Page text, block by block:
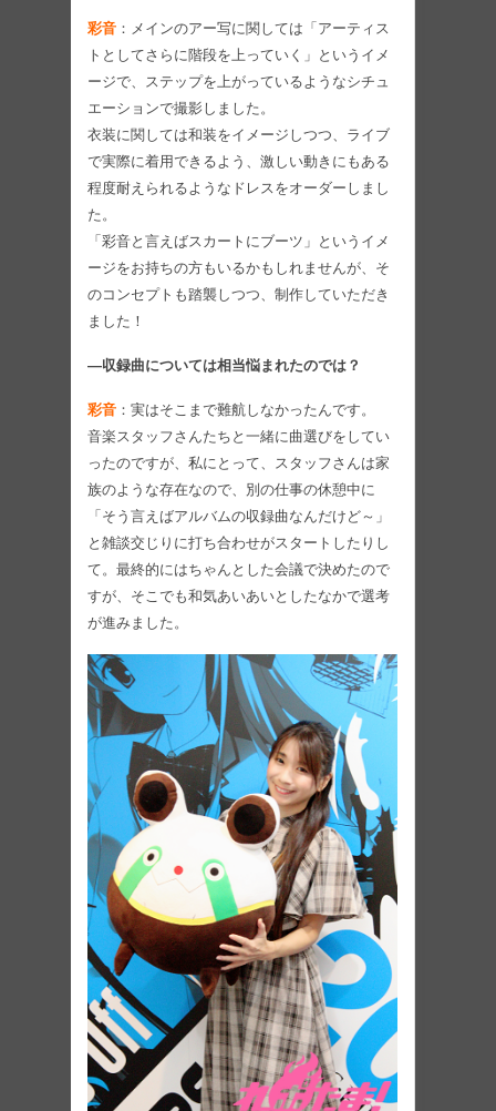
彩音 ：メインのアー写に関しては「アーティス
トとしてさらに階段を上っていく」というイメ
ージで、ステップを上がっているようなシチュ
エーションで撮影しました。
衣装に関しては和装をイメージしつつ、ライブ
で実際に着用できるよう、激しい動きにもある
程度耐えられるようなドレスをオーダーしまし
た。
「彩音と言えばスカートにブーツ」というイメ
ージをお持ちの方もいるかもしれませんが、そ
のコンセプトも踏襲しつつ、制作していただき
ました！
―収録曲については相当悩まれたのでは？
彩音 ：実はそこまで難航しなかったんです。
音楽スタッフさんたちと一緒に曲選びをしてい
ったのですが、私にとって、スタッフさんは家
族のような存在なので、別の仕事の休憩中に
「そう言えばアルバムの収録曲なんだけど～」
と雑談交じりに打ち合わせがスタートしたりし
て。最終的にはちゃんとした会議で決めたので
すが、そこでも和気あいあいとしたなかで選考
が進みました。